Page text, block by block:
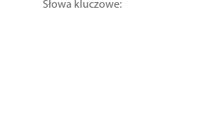
Słowa kluczowe: